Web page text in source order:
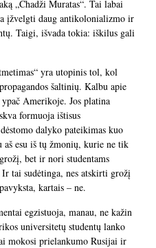
„Chadži Muratas“. Tai labai
įžvelgti daug antikolonializmo ir
Taigi, išvada tokia: iškilus gali
yra utopinis tol, kol
šaltinių. Kalbu apie
Amerikoje. Jos platina
formuoja ištisus
dalyko pateikimas kuo
esu iš tų žmonių, kurie ne tik
bet ir nori studentams
tai sudėtinga, nes atskirti grožį
kartais – ne.
egzistuoja, manau, ne kažin
universitetų studentų lanko
mokosi prielankumo Rusijai ir